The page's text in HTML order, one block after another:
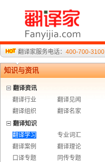
翻译家服务电话： 400-700-3100
知识与资讯
翻译资讯
翻译行业
翻译见闻
翻译组织
翻译名家
翻译知识
翻译学习
专业词汇
翻译案例
翻译理论
口译专题
同传专题